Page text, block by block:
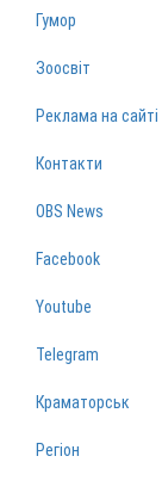
Гумор
Зоосвіт
Реклама на сайті
Контакти
OBS News
Facebook
Youtube
Telegram
Краматорськ
Регіон